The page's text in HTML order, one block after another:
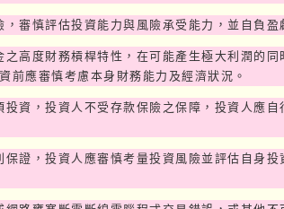
審慎評估投資能力與風險承受能力，並自負盈
高度財務槓桿特性，在可能產生極大利潤的同
前應審慎考慮本身財務能力及經濟狀況。
資，投資人不受存款保險之保障，投資人應自
證，投資人應審慎考量投資風險並評估自身投